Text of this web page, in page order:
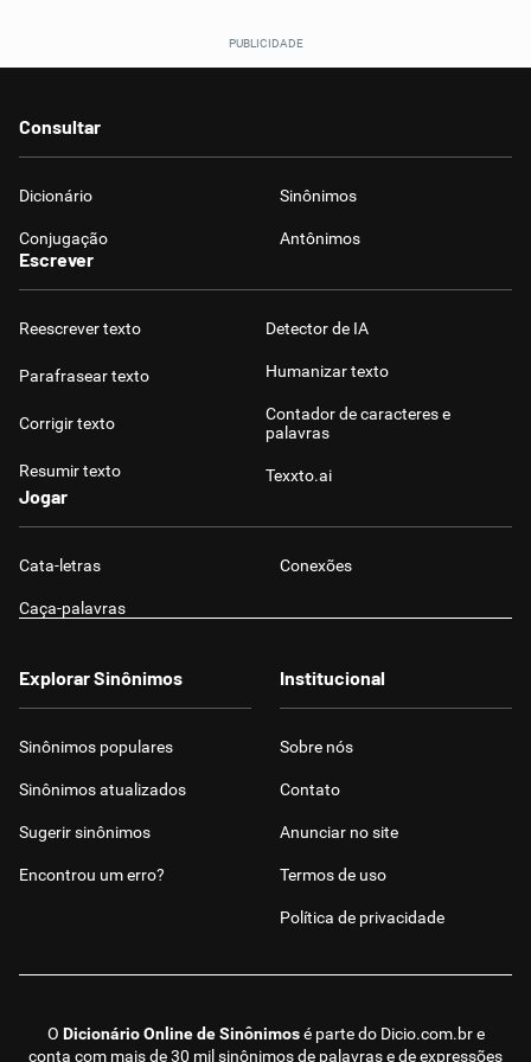
Consultar
Dicionário Sinônimos
Conjugação Antônimos
Escrever
Reescrever texto
Parafrasear texto
Corrigir texto
Resumir texto
Detector de IA
Humanizar texto
Contador de caracteres e
palavras
Texxto.ai
Jogar
Cata-letras Conexões
Caça-palavras
O Dicionário Online de Sinônimosé parte do Dicio.com.bre
conta com mais de 30 mil sinônimos de palavras e de expressões
Explorar Sinônimos
Sinônimos populares
Sinônimos atualizados
Sugerir sinônimos
Encontrou um erro?
Institucional
Sobre nós
Contato
Anunciar no site
Termos de uso
Política de privacidade